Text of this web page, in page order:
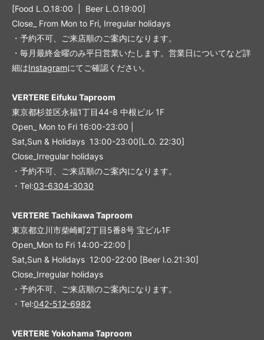
[Food L.O.18:00 | Beer L.O.19:00]
Close_ From Mon to Fri, Irregular holidays
・予約不可、ご来店順のご案内になります。
・毎月最終金曜のみ平日営業いたします。営業日についてなど詳
細はInstagramにてご確認ください。
VERTERE Eifuku Taproom
東京都杉並区永福1丁目44-8 中根ビル 1F
Open_ Mon to Fri 16:00-23:00 |
Sat,Sun & Holidays 13:00-23:00[L.O. 22:30]
Close_Irregular holidays
・予約不可、ご来店順のご案内になります。
・Tel:03-6304-3030
VERTERE Tachikawa Taproom
東京都立川市柴崎町2丁目5番8号 宝ビル1F
Open_Mon to Fri 14:00-22:00 |
Sat,Sun & Holidays 12:00-22:00 [Beer l.o.21:30]
Close_Irregular holidays
・予約不可、ご来店順のご案内になります。
・Tel:042-512-6982
VERTERE Yokohama Taproom